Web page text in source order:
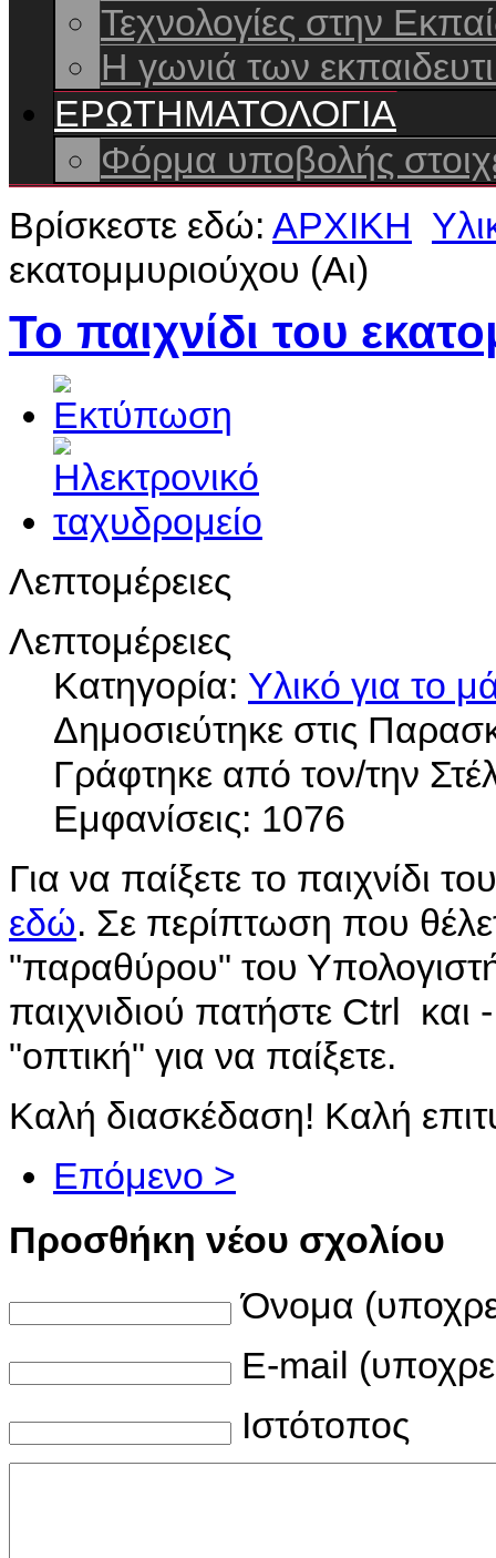
Τεχνολογίες στην
Η γωνιά των
ΕΡΩΤΗΜΑΤΟΛΟΓΙΑ
Φόρμα υποβολής
Βρίσκεστε εδώ: ΑΡΧΙΚΗ
εκατομμυριούχου (Αι)
Το παιχνίδι του
Λεπτομέρειες
Λεπτομέρειες
Κατηγορία: Yλικό για το
Δημοσιεύτηκε στις
Γράφτηκε από τον/την
Εμφανίσεις: 1076
Για να παίξετε το παιχνίδι
εδώ. Σε περίπτωση που
"παραθύρου" του
παιχνιδιού πατήστε Ctrl και
"οπτική" για να παίξετε.
Καλή διασκέδαση! Καλή
Επόμενο >
Προσθήκη νέου σχολίου
Όνομα
E-mail
Ιστότοπος